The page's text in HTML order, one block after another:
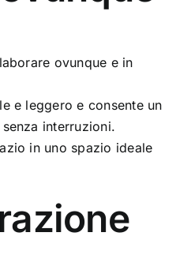
ovunque e in
e leggero e consente un
interruzioni.
in uno spazio ideale